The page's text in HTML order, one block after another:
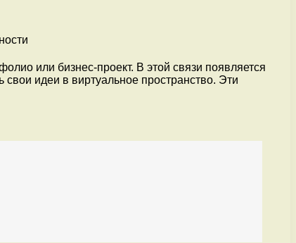
или бизнес-проект. В этой связи появляется
идеи в виртуальное пространство. Эти